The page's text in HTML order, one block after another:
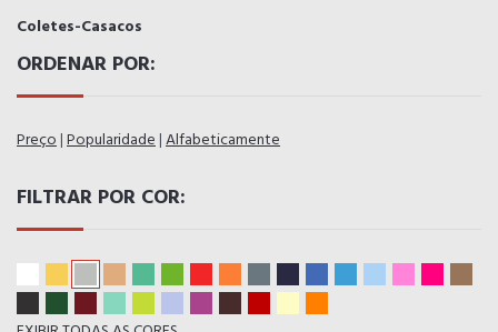
Coletes-Casacos
ORDENAR POR:
Preço|Popularidade|Alfabeticamente
FILTRAR POR COR: